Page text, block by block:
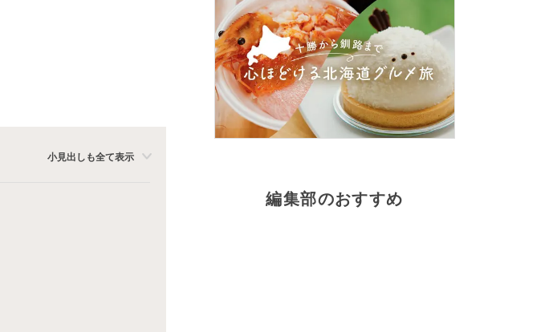
小見出しも全て表示
編集部のおすすめ